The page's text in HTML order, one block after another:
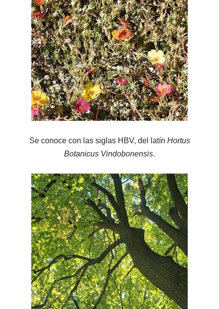
Se conoce con las siglas HBV, del latín Hortus
Botanicus Vindobonensis.